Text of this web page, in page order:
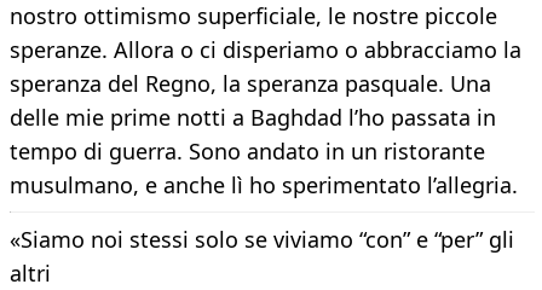
nostro ottimismo superficiale, le nostre piccole
speranze. Allora o ci disperiamo o abbracciamo la
speranza del Regno, la speranza pasquale. Una
delle mie prime notti a Baghdad l’ho passata in
tempo di guerra. Sono andato in un ristorante
musulmano, e anche lì ho sperimentato l’allegria.
«Siamo noi stessi solo se viviamo “con” e “per” gli
altri